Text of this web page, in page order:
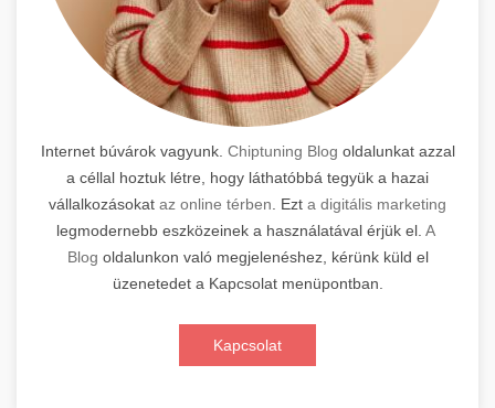
Internet búvárok vagyunk. Chiptuning Blog oldalunkat azzal
a céllal hoztuk létre, hogy láthatóbbá tegyük a hazai
vállalkozásokat az online térben . Ezt a digitális marketing
legmodernebb eszközeinek a használatával érjük el. A
Blog oldalunkon való megjelenéshez, kérünk küld el
üzenetedet a Kapcsolat menüpontban.
Kapcsolat